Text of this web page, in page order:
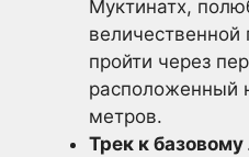
Муктинатх,
величественной
пройти через
расположенный
метров.
Трек к